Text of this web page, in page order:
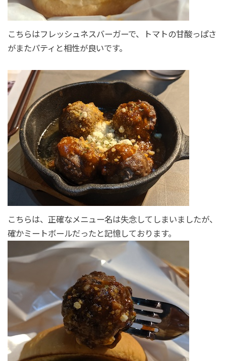
こちらはフレッシュネスバーガーで、トマトの甘酸っぱさ
がまたパティと相性が良いです。
こちらは、正確なメニュー名は失念してしまいましたが、
確かミートボールだったと記憶しております。